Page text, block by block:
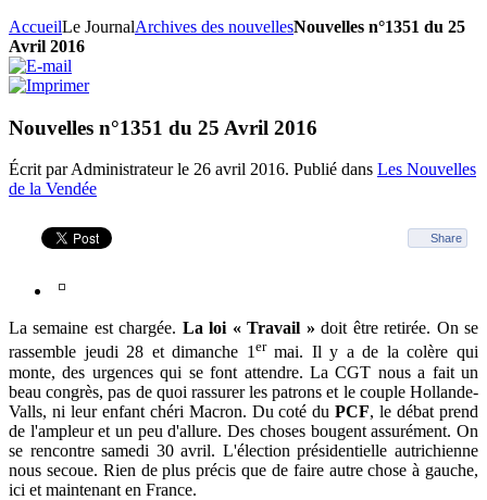
AccueilLe JournalArchives des nouvellesNouvelles n°1351 du 25
Avril 2016
Nouvelles n°1351 du 25 Avril 2016
Écrit par Administrateur le 26 avril 2016. Publié dans Les Nouvelles
de la Vendée
Share
La semaine est chargée. La loi « Travail » doit être retirée. On se
rassemble jeudi 28 et dimanche 1ermai. Il y a de la colère qui
monte, des urgences qui se font attendre. La CGT nous a fait un
beau congrès, pas de quoi rassurer les patrons et le couple Hollande-
Valls, ni leur enfant chéri Macron. Du coté duPCF, le débat prend
de l'ampleur et un peu d'allure. Des choses bougent assurément. On
se rencontre samedi 30 avril. L'élection présidentielle autrichienne
nous secoue. Rien de plus précis que de faire autre chose à gauche,
ici et maintenant en France.